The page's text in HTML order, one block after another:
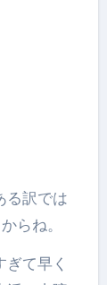
る訳では
らね。
て早く